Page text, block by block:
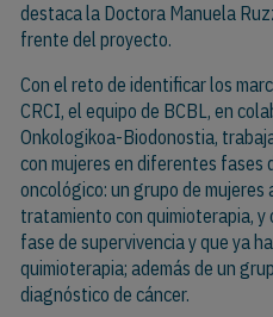
destaca la Doctora Manuela
frente del proyecto.
Con el reto de identificar los
CRCI, el equipo de BCBL, en
Onkologikoa-Biodonostia,
con mujeres en diferentes fases
oncológico: un grupo de mujeres
tratamiento con quimioterapia, y
fase de supervivencia y que ya
quimioterapia; además de un
diagnóstico de cáncer.